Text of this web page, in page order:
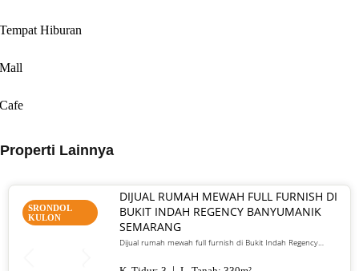
Tempat Hiburan
Mall
Cafe
Properti Lainnya
SRONDOL
KULON
DIJUAL RUMAH MEWAH FULL FURNISH DI
BUKIT INDAH REGENCY BANYUMANIK
SEMARANG
Dijual rumah mewah full furnish di Bukit Indah Regency
premium. Harga 5 M nego